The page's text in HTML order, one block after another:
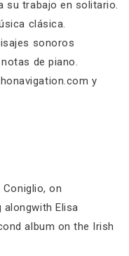
su trabajo en solitario.
clásica.
sonoros
de piano.
y
on
Elisa
album on the Irish